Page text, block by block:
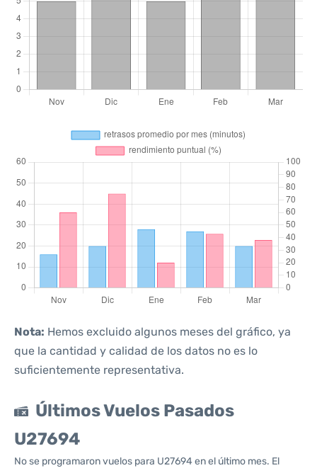
Nota: Hemos excluido algunos meses del gráfico, ya
que la cantidad y calidad de los datos no es lo
suficientemente representativa.
Últimos Vuelos Pasados
U27694
No se programaron vuelos para U27694 en el último mes. El